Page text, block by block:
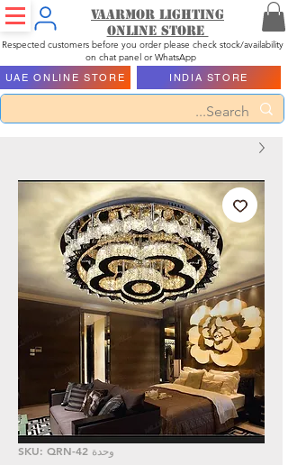
Vaarmor Lighting
ONLINE STORE
Respected customers before you order please check stock/availability
on chat panel or WhatsApp
UAE ONLINE STORE INDIA STORE
وحدة SKU: QRN-42